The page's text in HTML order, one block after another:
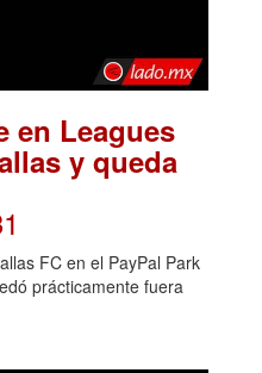
en Leagues
y queda
FC en el PayPal Park
prácticamente fuera